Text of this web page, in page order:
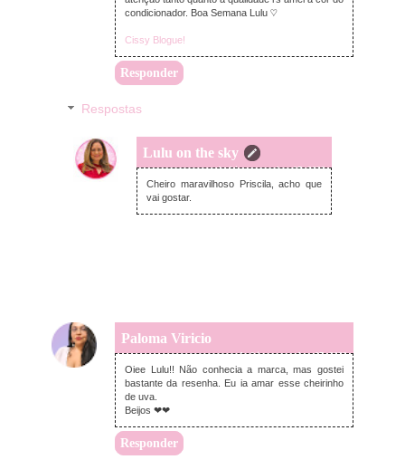
condicionador. Boa Semana Lulu ♡
Cissy Blogue!
Responder
Respostas
Lulu on the sky
segunda-feira, novembro 07, 2022
Cheiro maravilhoso Priscila, acho que
vai gostar.
Paloma Viricio
segunda-feira, novembro 07, 2022
Oiee Lulu!! Não conhecia a marca, mas gostei
bastante da resenha. Eu ia amar esse cheirinho
de uva.
Beijos ❤❤
Responder